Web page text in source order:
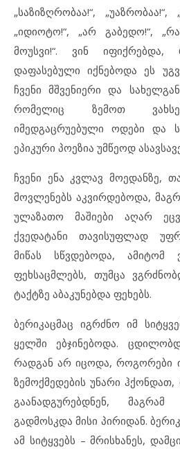
„საზიზღრობაა!“, „უაზრობაა!“,
„იდიოტო!“, „არ გაბედო!“,
მოუსვი!“. ვინ
დაფასებული იქნებოდა ეს
ჩვენი მშვენიერი და
რომელიც ზემოთ
იმედგაცრუებული ოდები და
ეპიკური პოეზია უმწეოდ
ჩვენი ენა კვლავ მოედანზე,
მოვლენებს აკვირდებოდა,
ულაზათო მაშიები აღარ
ქვედატანი თავისუფლად
მიწას სწვდებოდა, ამიტომ
ფეხსაცმლებს, თუმცა
ტაქტზე აბაკუნებდა ფეხებს.
ბერიკაცმაც იგრძნო იმ
ყელში ებჯინებოდა.
რადგან არ იცოდა, როგორები
ზემოქმედების უნარი ჰქონდათ,
გაანადგურებდნენ, მაგრამ
გადმოსკდა მისი პირიდან.
ამ სიტყვებს – მრისხანეს,